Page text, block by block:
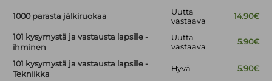
1000 parasta jälkiruokaa
Uutta
vastaava
14.90€
101 kysymystä ja vastausta lapsille -
ihminen
Uutta
vastaava
5.90€
101 kysymystä ja vastausta lapsille -
Tekniikka
Hyvä 5.90€